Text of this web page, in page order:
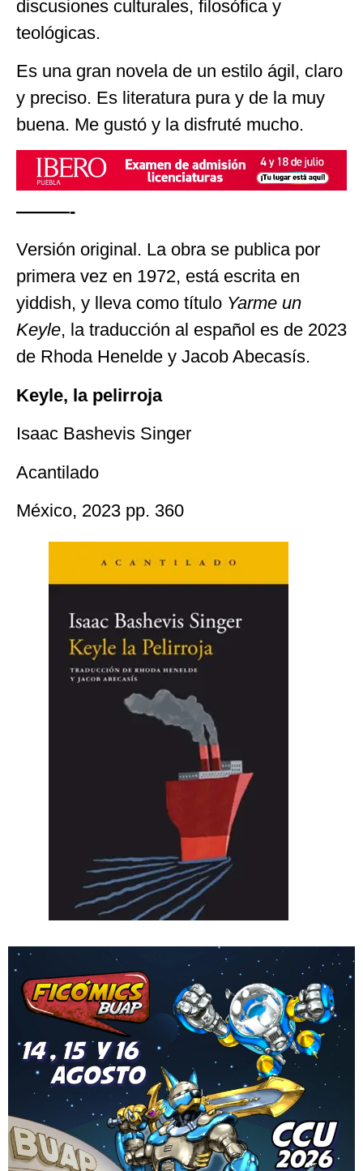
discusiones culturales, filosófica y
teológicas.
Es una gran novela de un estilo ágil, claro
y preciso. Es literatura pura y de la muy
buena. Me gustó y la disfruté mucho.
———-
Versión original. La obra se publica por
primera vez en 1972, está escrita en
yiddish, y lleva como título Yarme un
Keyle, la traducción al español es de 2023
de Rhoda Henelde y Jacob Abecasís.
Keyle, la pelirroja
Isaac Bashevis Singer
Acantilado
México, 2023 pp. 360